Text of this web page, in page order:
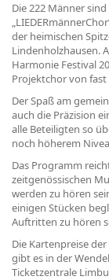
Die 222 Männer
der heimischen
Lindenholzhausen.
Harmonie Festival
Projektchor von
Der Spaß am
auch die Präzision
alle Beteiligten so
noch höherem
Das Programm
zeitgenössischen
werden zu hören
einigen Stücken
Auftritten zu hören
Die Kartenpreise
gibt es in der
Ticketzentrale